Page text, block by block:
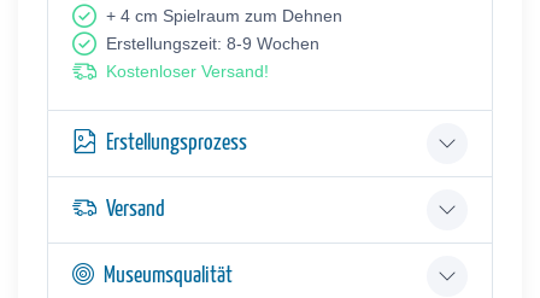
+ 4 cm Spielraum zum Dehnen
Erstellungszeit: 8-9 Wochen
Kostenloser Versand!
Erstellungsprozess
Versand
Museumsqualität